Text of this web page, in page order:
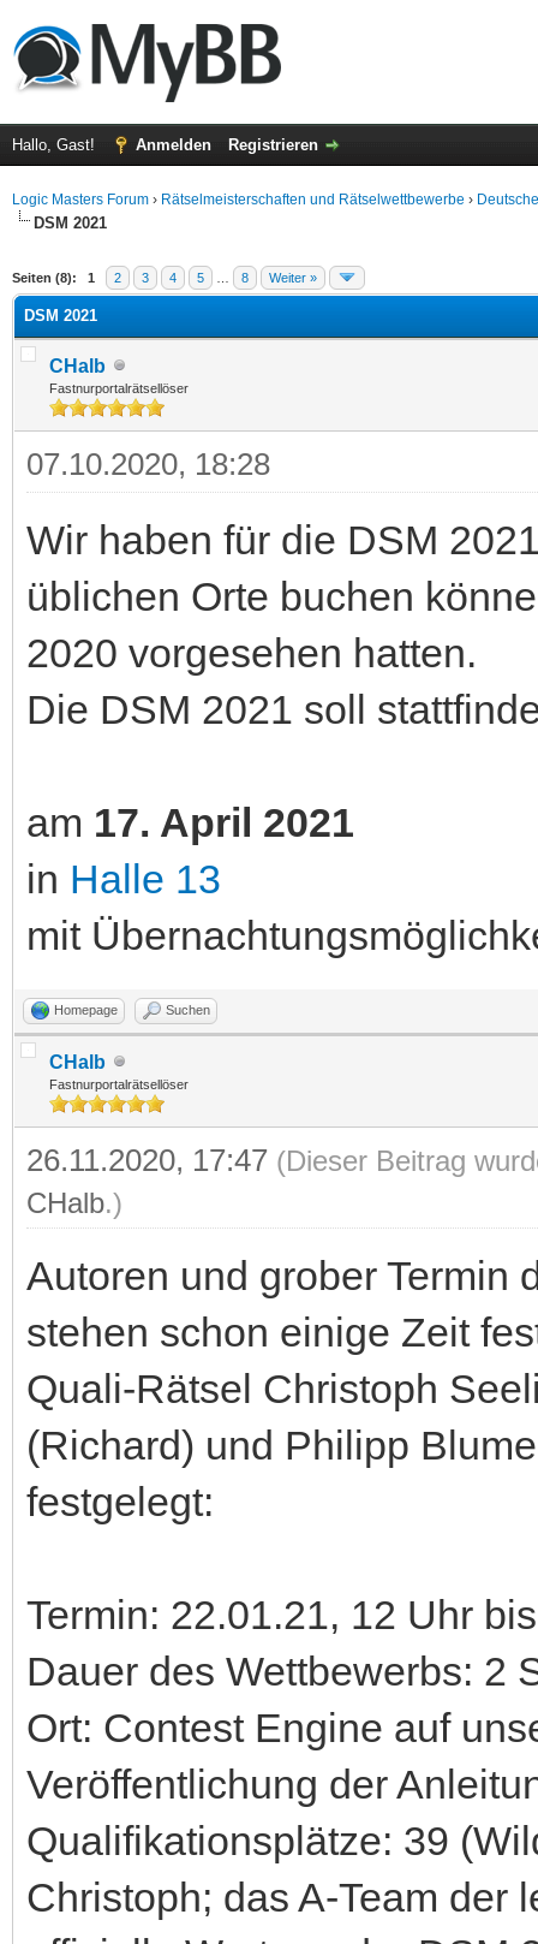
Hallo, Gast! Anmelden Registrieren
Logic Masters Forum › Rätselmeisterschaften und Rätselwettbewerbe ›
DSM 2021
Seiten (8): 1 2 3 4 5 8 Weiter »
Durchschnitt
DSM 2021
CHalb
Fastnurportalrätsellöser
07.10.2020, 18:28
Wir haben für die DSM
üblichen Orte buchen
2020 vorgesehen hatten.
Die DSM 2021 soll
am 17. April 2021
in Halle 13
mit
Homepage Suchen
CHalb
Fastnurportalrätsellöser
26.11.2020, 17:47 (Dieser Beitrag
CHalb.)
Autoren und grober Termin
stehen schon einige Zeit
Quali-Rätsel Christoph
(Richard) und Philipp
festgelegt:
Termin: 22.01.21, 12 Uhr
Dauer des Wettbewerbs: 2
Ort: Contest Engine auf
Veröffentlichung der
Qualifikationsplätze: 39
Christoph; das A-Team der